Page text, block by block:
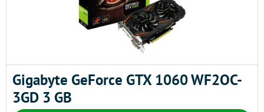
Gigabyte GeForce GTX 1060 WF2OC-
3GD 3 GB